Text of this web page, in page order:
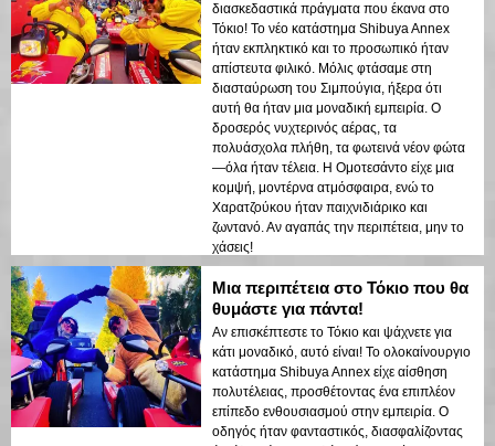
διασκεδαστικά πράγματα που έκανα στο
Τόκιο! Το νέο κατάστημα Shibuya Annex
ήταν εκπληκτικό και το προσωπικό ήταν
απίστευτα φιλικό. Μόλις φτάσαμε στη
διασταύρωση του Σιμπούγια, ήξερα ότι
αυτή θα ήταν μια μοναδική εμπειρία. Ο
δροσερός νυχτερινός αέρας, τα
πολυάσχολα πλήθη, τα φωτεινά νέον φώτα
—όλα ήταν τέλεια. Η Ομοτεσάντο είχε μια
κομψή, μοντέρνα ατμόσφαιρα, ενώ το
Χαρατζούκου ήταν παιχνιδιάρικο και
ζωντανό. Αν αγαπάς την περιπέτεια, μην το
χάσεις!
Μια περιπέτεια στο Τόκιο που θα
θυμάστε για πάντα!
Αν επισκέπτεστε το Τόκιο και ψάχνετε για
κάτι μοναδικό, αυτό είναι! Το ολοκαίνουργιο
κατάστημα Shibuya Annex είχε αίσθηση
πολυτέλειας, προσθέτοντας ένα επιπλέον
επίπεδο ενθουσιασμού στην εμπειρία. Ο
οδηγός ήταν φανταστικός, διασφαλίζοντας